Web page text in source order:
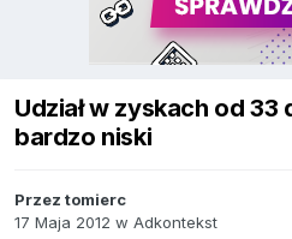
Udział w zyskach od 33
bardzo niski
Przez tomierc
17 Maja 2012 w Adkontekst